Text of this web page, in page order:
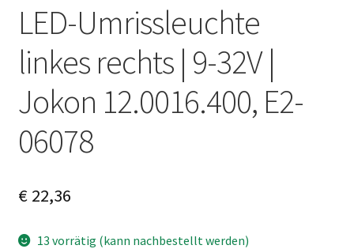
LED-Umrissleuchte
linkes rechts | 9-32V |
Jokon 12.0016.400, E2-
06078
€22,36
13 vorrätig (kann nachbestellt werden)